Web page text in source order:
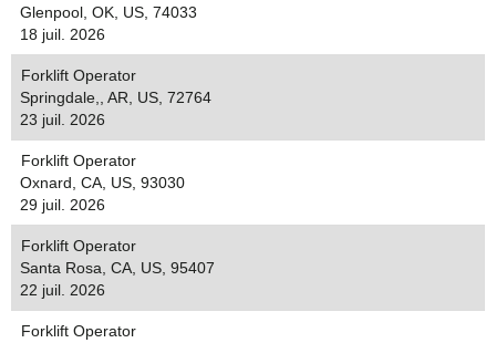
Glenpool, OK, US, 74033
18 juil. 2026
Forklift Operator
Springdale,, AR, US, 72764
23 juil. 2026
Forklift Operator
Oxnard, CA, US, 93030
29 juil. 2026
Forklift Operator
Santa Rosa, CA, US, 95407
22 juil. 2026
Forklift Operator